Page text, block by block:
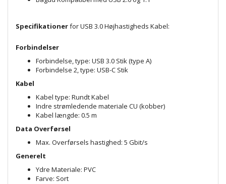
Specifikationerfor USB 3.0 Højhastigheds Kabel:
Forbindelser
Forbindelse, type: USB 3.0 Stik (type A)
Forbindelse 2, type: USB-C Stik
Kabel
Kabel type: Rundt Kabel
Indre strømledende materiale CU (kobber)
Kabel længde: 0.5 m
Data Overførsel
Max. Overførsels hastighed: 5 Gbit/s
Generelt
Ydre Materiale: PVC
Farve: Sort